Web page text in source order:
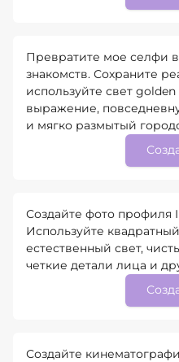
Превратите мое селфи
знакомств. Сохраните
используйте свет
выражение,
и мягко размытый
Создайте фото профиля
Используйте
естественный свет,
четкие детали лица и
Создайте